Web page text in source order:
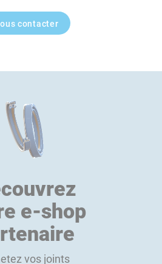
contacter
e-shop
vos joints